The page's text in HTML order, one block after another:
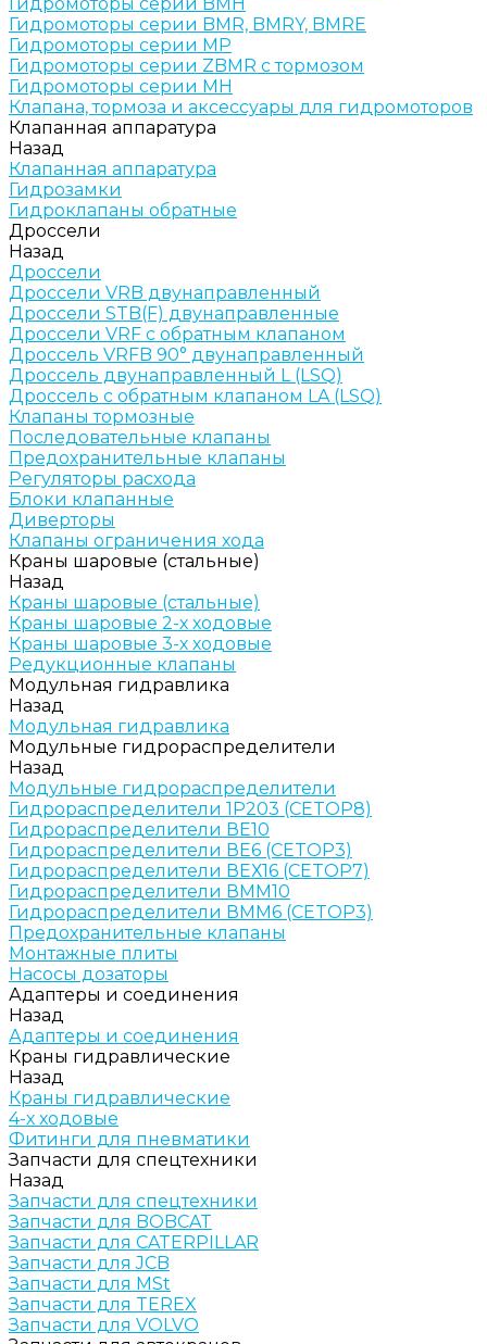
Гидромоторы серии BМR, BMRY, BМRE
Гидромоторы серии MP
Гидромоторы серии ZBMR с тормозом
Гидромоторы серии МH
Клапана, тормоза и аксессуары для гидромоторов
Клапанная аппаратура
Назад
Клапанная аппаратура
Гидрозамки
Гидроклапаны обратные
Дроссели
Назад
Дроссели
Дроссели VRB двунаправленный
Дроссели STB(F) двунаправленные
Дроссели VRF с обратным клапаном
Дроссель VRFB 90° двунаправленный
Дроссель двунаправленный L (LSQ)
Дроссель с обратным клапаном LA (LSQ)
Клапаны тормозные
Последовательные клапаны
Предохранительные клапаны
Регуляторы расхода
Блоки клапанные
Диверторы
Клапаны ограничения хода
Краны шаровые (стальные)
Назад
Краны шаровые (стальные)
Краны шаровые 2-х ходовые
Краны шаровые 3-х ходовые
Редукционные клапаны
Модульная гидравлика
Назад
Модульная гидравлика
Модульные гидрораспределители
Назад
Модульные гидрораспределители
Гидрораспределители 1Р203 (CETOP8)
Гидрораспределители ВЕ10
Гидрораспределители ВЕ6 (CETOP3)
Гидрораспределители ВЕХ16 (CETOP7)
Гидрораспределители ВММ10
Гидрораспределители ВММ6 (CETOP3)
Предохранительные клапаны
Монтажные плиты
Насосы дозаторы
Адаптеры и соединения
Назад
Адаптеры и соединения
Краны гидравлические
Назад
Краны гидравлические
4-х ходовые
Фитинги для пневматики
Запчасти для спецтехники
Назад
Запчасти для спецтехники
Запчасти для BOBCAT
Запчасти для CATERPILLAR
Запчасти для JCB
Запчасти для MSt
Запчасти для TEREX
Запчасти для VOLVO